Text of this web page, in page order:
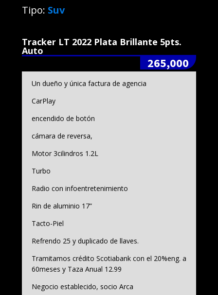
Tipo: Suv
Tracker LT 2022 Plata Brillante 5pts.
Auto
265,000
Un dueño y única factura de agencia
CarPlay
encendido de botón
cámara de reversa,
Motor 3cilindros 1.2L
Turbo
Radio con infoentretenimiento
Rin de aluminio 17”
Tacto-Piel
Refrendo 25 y duplicado de llaves.
Tramitamos crédito Scotiabank con el 20%eng. a
60meses y Taza Anual 12.99
Negocio establecido, socio Arca